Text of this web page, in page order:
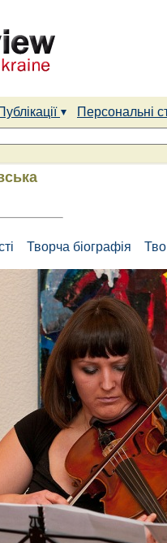
Персональні
Творча біографія